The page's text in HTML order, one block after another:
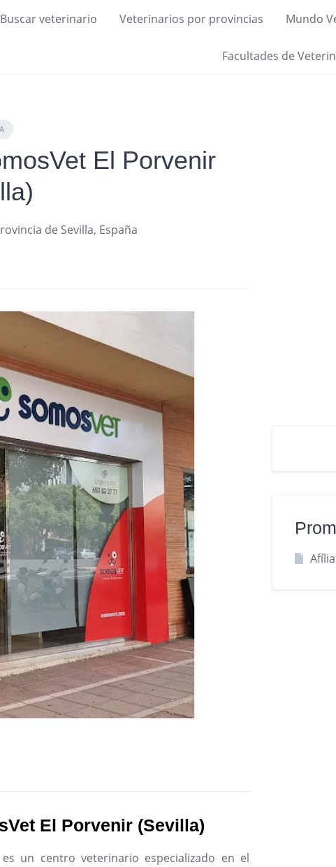
Buscar veterinario Veterinarios por provincias Mundo
Facultades de
El Porvenir
de Sevilla, España
El Porvenir (Sevilla)
un centro veterinario especializado en el